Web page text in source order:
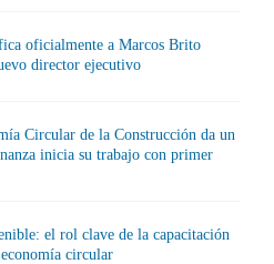
oficialmente a Marcos Brito
director ejecutivo
Circular de la Construcción da un
inicia su trabajo con primer
el rol clave de la capacitación
circular